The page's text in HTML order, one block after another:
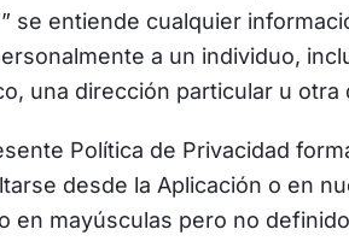
se entiende cualquier
a un individuo,
una dirección particular u
Política de Privacidad
desde la Aplicación o en
en mayúsculas pero no